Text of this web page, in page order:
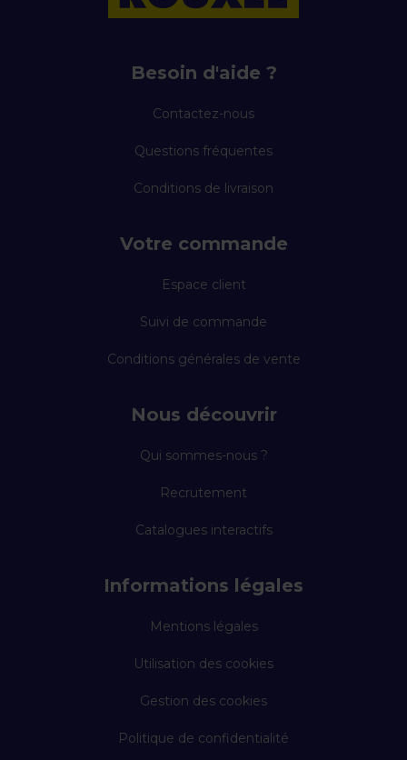
Besoin d'aide ?
Contactez-nous
Questions fréquentes
Conditions de livraison
Votre commande
Espace client
Suivi de commande
Conditions générales de vente
Nous découvrir
Qui sommes-nous ?
Recrutement
Catalogues interactifs
Informations légales
Mentions légales
Utilisation des cookies
Gestion des cookies
Politique de confidentialité